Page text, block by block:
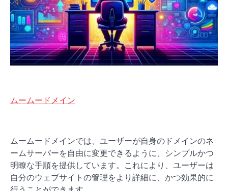
ムームードメイン
ムームードメインでは、ユーザーが自身のドメインのネ
ームサーバーを自由に変更できるように、シンプルかつ
明瞭な手順を提供しています。これにより、ユーザーは
自分のウェブサイトの管理をより詳細に、かつ効果的に